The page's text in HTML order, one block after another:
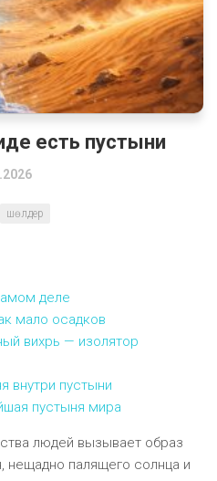
есть пустыни
шөлдер
деле
мало осадков
вихрь — изолятор
внутри пустыни
пустыня мира
людей вызывает образ
нещадно палящего солнца и